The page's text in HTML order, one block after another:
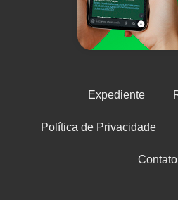
Expediente
Política de Privacidade
Contato